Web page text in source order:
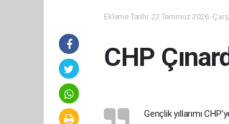
Ekleme Tarihi: 22 Temmuz 2026 -
CHP
Gençlik yıllarımı